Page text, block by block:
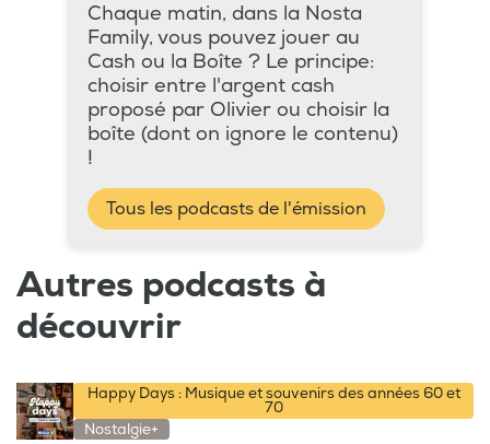
Chaque matin, dans la Nosta
Family, vous pouvez jouer au
Cash ou la Boîte ? Le principe:
choisir entre l'argent cash
proposé par Olivier ou choisir la
boîte (dont on ignore le contenu)
!
Tous les podcasts de l'émission
Autres podcasts à
découvrir
Happy Days : Musique et souvenirs des années 60 et
70
Nostalgie+